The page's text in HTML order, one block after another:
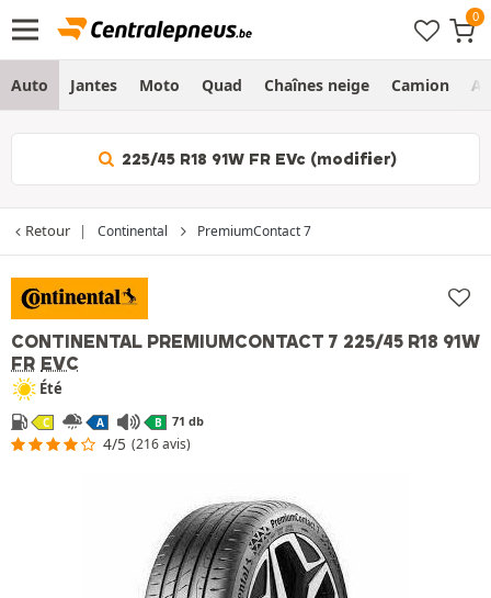
Auto Jantes Moto Quad Chaînes neige Camion
225/45 R18 91W FR EVc (modifier)
Retour Continental PremiumContact 7
CONTINENTAL PREMIUMCONTACT 7 225/45 R18 91W
FR EVC
Été
C A B 71 db
4/5 (216 avis)